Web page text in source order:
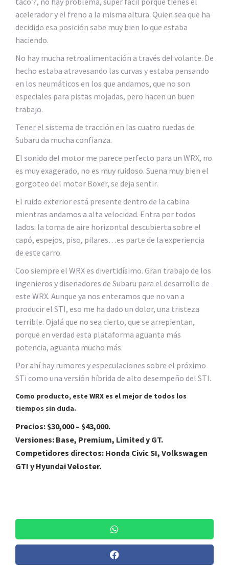
acelerador y el freno a la misma altura. Quien sea que ha
decidido esa posición sabe muy bien lo que estaba
haciendo.
No hay mucha retroalimentación a través del volante. De
hecho estaba atravesando las curvas y estaba pensando
en los neumáticos en los que andamos, que no son
especiales para pistas mojadas, pero hacen un buen
trabajo.
Tener el sistema de tracción en las cuatro ruedas de
Subaru da mucha confianza.
El sonido del motor me parece perfecto para un WRX, no
es muy exagerado, no es muy ruidoso. Suena muy bien el
gorgoteo del motor Boxer, se deja sentir.
El ruido exterior está presente dentro de la cabina
mientras andamos a alta velocidad. Entra por todos
lados: la toma de aire horizontal descubierta sobre el
capó, espejos, piso, pilares…es parte de la experiencia
de este carro.
Coo siempre el WRX es divertidísimo. Gran trabajo de los
ingenieros y diseñadores de Subaru para el desarrollo de
este WRX. Aunque ya nos enteramos que no van a
producir el STI, eso me ha dado un dolor, una tristeza
terrible. Ojalá que no sea cierto, que se arrepientan,
porque en verdad esta plataforma aguanta más
potencia, aguanta mucho más.
Por ahí hay rumores y especulaciones sobre el próximo
STi como una versión híbrida de alto desempeño del STI.
Como producto, este WRX es el mejor de todos los
tiempos sin duda.
Precios: $30,000 – $43,000.
Versiones: Base, Premium, Limited y GT.
Competidores directos: Honda Civic SI, Volkswagen
GTI y Hyundai Veloster.